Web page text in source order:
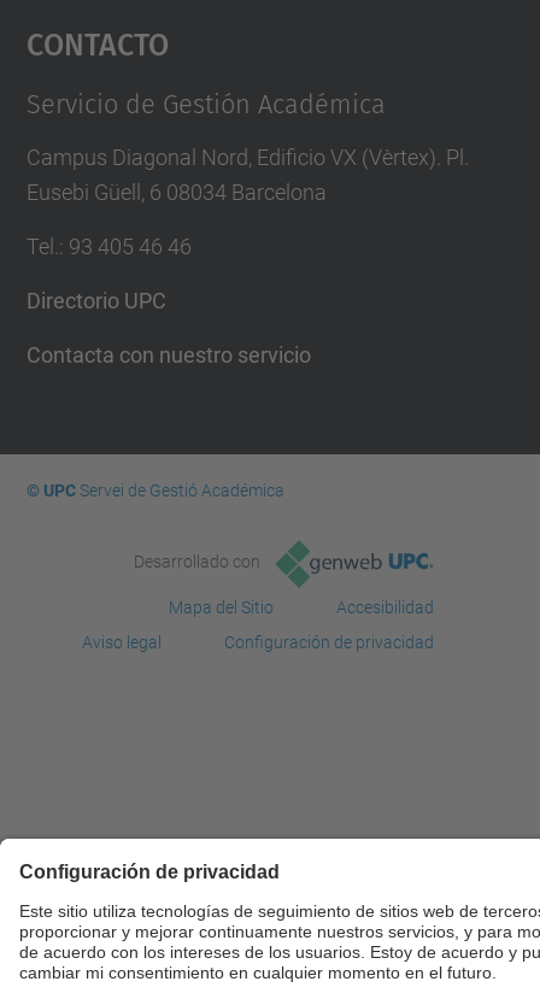
powered by
Contacto
Servicio de Gestión Académica
Campus Diagonal Nord, Edificio VX (Vèrtex). Pl.
Eusebi Güell, 6 08034 Barcelona
Tel. : 93 405 46 46
Directorio UPC
Contacta con nuestro servicio
© UPCServei de Gestió Académica
Desarrollado con
Mapa del Sitio
Accesibilidad
Aviso legal
Configuración de privacidad